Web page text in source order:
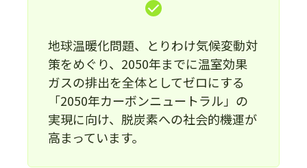
地球温暖化問題、とりわけ気候変動対
策をめぐり、2050年までに温室効果
ガスの排出を全体としてゼロにする
「2050年カーボンニュートラル」の
実現に向け、脱炭素への社会的機運が
高まっています。